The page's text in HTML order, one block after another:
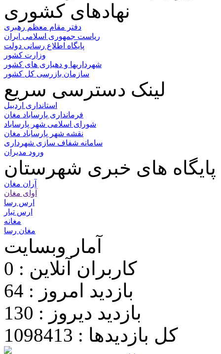
نهادهای کشوری
دفتر مقام معظم رهبری
ریاست جمهوری اسلامی ایران
پایگاه اطلاع رسانی دولت
وزارت کشور
شهرداریها و دهیاری های کشور
سازمان بازرسی کل کشور
لینک دسترسی سریع
استانداری اردبیل
فرمانداری پارساباد مغان
شورای اسلامی شهر پارساباد
نقشه شهر پارساباد مغان
سامانه شفاف سازی شهرداری
ورود مدیران
پایگاه های خبری شهرستان
آران مغان
آوای مغان
ارس رسا
ارس تبار
مغانه
مغان رسا
آمار وبسایت
کاربران آنلاین : 0
بازدید امروز : 64
بازدید دیروز : 130
کل بازدیدها : 1098413